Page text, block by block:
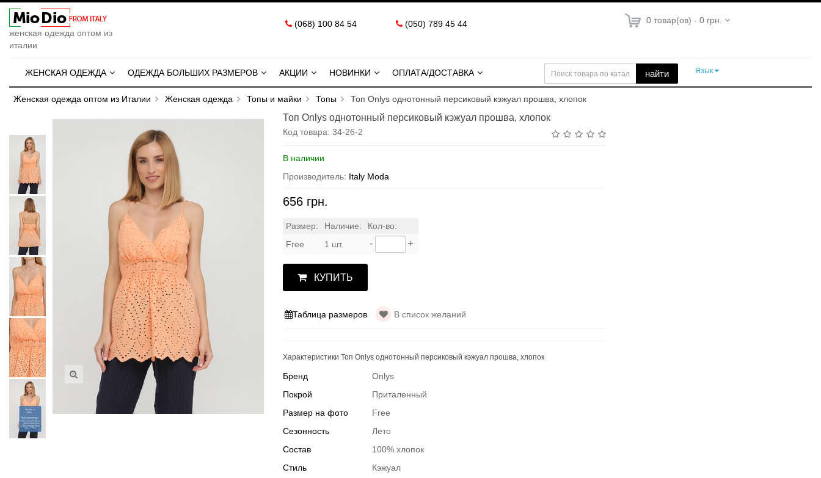
женская одежда оптом из
италии
(068) 100 84 54 (050) 789 45 44 0 товар(ов) - 0 грн.
найти
ЖЕНСКАЯ ОДЕЖДА ОДЕЖДА БОЛЬШИХ РАЗМЕРОВ АКЦИИ НОВИНКИ ОПЛАТА/ДОСТАВКА Язык
Женская одежда оптом из Италии Женская одежда Топы и майки Топы Топ Onlys однотонный персиковый кэжуал прошва, хлопок
Топ Onlys однотонный персиковый кэжуал прошва, хлопок
Код товара: 34-26-2
В наличии
Производитель: Italy Moda
656 грн.
Размер: Наличие:
Кол-во:
Free
1 шт. - +
КУПИТЬ
Таблица размеров В список желаний
Характеристики Топ Onlys однотонный персиковый кэжуал прошва, хлопок
Бренд
Onlys
Покрой
Приталенный
Размер на фото
Free
Сезонность
Лето
Состав
100% хлопок
Стиль
Кэжуал